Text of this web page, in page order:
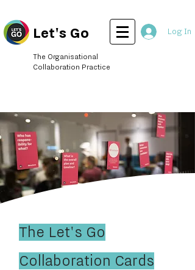
Log In
Let's Go
The Organisational
Collaboration Practice
The Let's Go
Collaboration Cards